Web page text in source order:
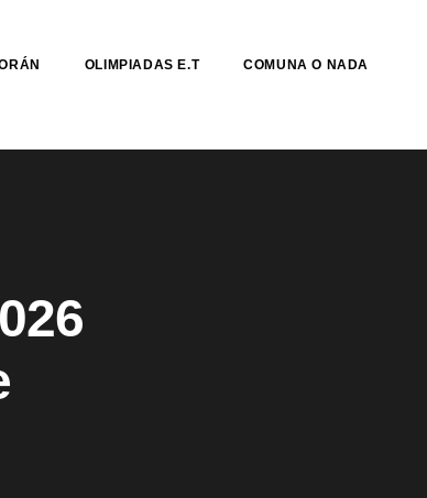
OLIMPIADAS E.T COMUNA O NADA